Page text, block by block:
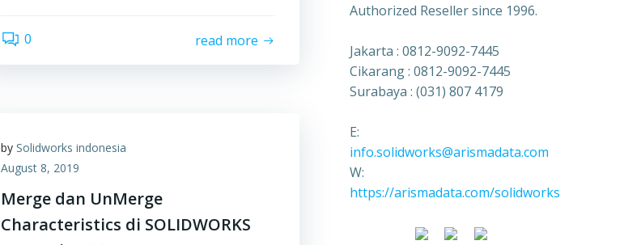
0 read more
bySolidworks indonesia
August 8, 2019
Merge dan UnMerge
Characteristics di SOLIDWORKS
Authorized Reseller since 1996.
Jakarta : 0812-9092-7445
Cikarang : 0812-9092-7445
Surabaya : (031) 807 4179
E:
info.solidworks@arismadata.com
W:
https://arismadata.com/solidworks